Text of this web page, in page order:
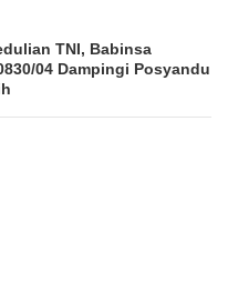
TNI, Babinsa
04 Dampingi Posyandu